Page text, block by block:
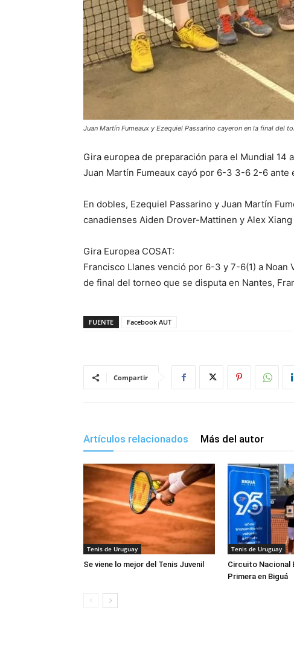
Juan Martín Fumeaux y Ezequiel Passarino cayeron en la final del
Gira europea de preparación para el Mundial 14
Juan Martín Fumeaux cayó por 6-3 3-6 2-6 ante
En dobles, Ezequiel Passarino y Juan Martín
canadienses Aiden Drover-Mattinen y Alex Xiang
Gira Europea COSAT:
Francisco Llanes venció por 6-3 y 7-6(1) a
de final del torneo que se disputa en Nantes,
FUENTE Facebook AUT
Compartir
Artículos relacionados Más del autor
Tenis de Uruguay
Se viene lo mejor del Tenis Juvenil
Tenis de Uruguay
Circuito Nacional
Primera en Biguá